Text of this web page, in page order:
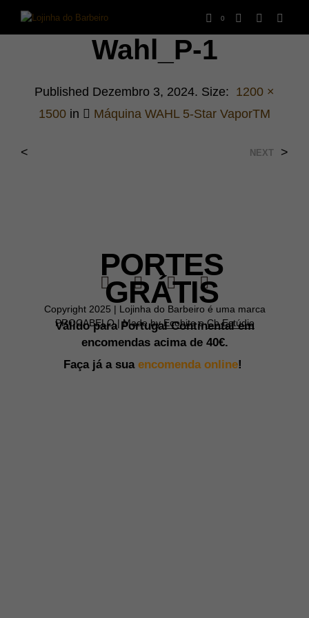
0
Wahl_P-1
Published Dezembro 3, 2024. Size: 1200 ×
1500 in Máquina WAHL 5-Star VaporTM
< NEXT >
Copyright 2025 | Lojinha do Barbeiro é uma marca
PROCABELO | Made byEcobiteeCb Estúdio
PORTES
GRÁTIS
Válido para Portugal Continental em
encomendas acima de 40€.
Faça já a sua encomenda online!